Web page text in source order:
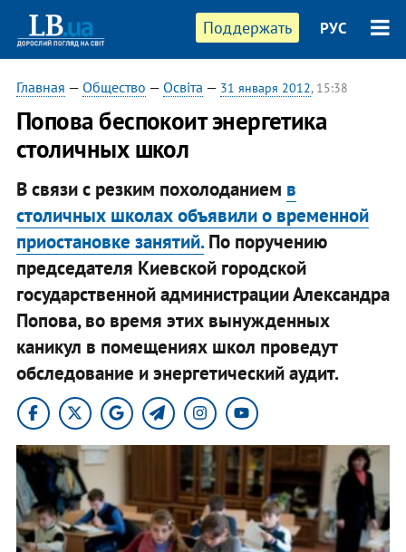
Поддержать РУС
Главная — Общество — Освіта — 31 января 2012, 15:38
Попова беспокоит энергетика
столичных школ
В связи с резким похолоданием в
столичных школах объявили о временной
приостановке занятий.По поручению
председателя Киевской городской
государственной администрации Александра
Попова, во время этих вынужденных
каникул в помещениях школ проведут
обследование и энергетический аудит.